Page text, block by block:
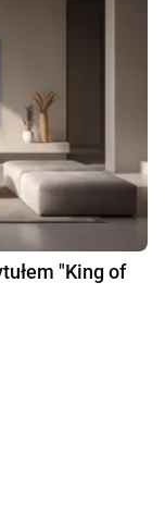
"King of